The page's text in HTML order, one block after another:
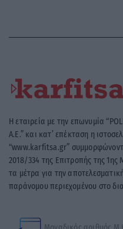
Η εταιρεία με την επωνυμία
A.E.” και κατ’ επέκταση η
“www.karfitsa.gr”
2018/334 της Επιτροπής της 1ης
τα μέτρα για την
παράνομου περιεχομένου στο